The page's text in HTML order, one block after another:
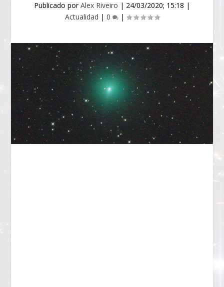
Publicado porAlex Riveiro | 24/03/2020; 15:18 |
Actualidad | 0 |